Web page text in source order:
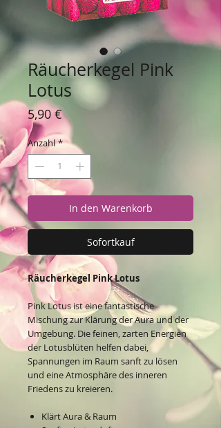
Räucherkegel Pink
Lotus
5,90 €Preis
Anzahl *
In den Warenkorb
Sofortkauf
Räucherkegel Pink Lotus
Pink Lotus ist eine fantastische
Mischung zur Klärung der Aura und der
Umgebung. Die feinen, zarten Energien
der Lotusblüten helfen dabei,
Spannungen im Raum sanft zu lösen
und eine Atmosphäre des inneren
Friedens zu kreieren.
Klärt Aura & Raum